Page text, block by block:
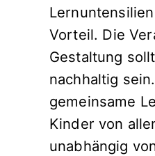
Vorteil. Die
Gestaltung
nachhaltig
gemeinsame
Kinder von
unabhängig